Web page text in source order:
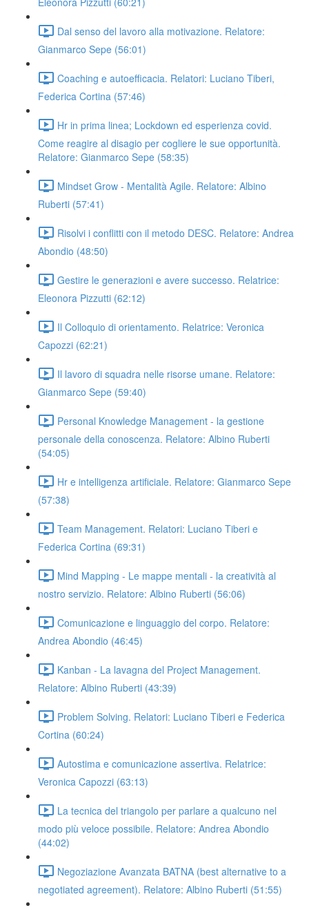
Dal senso del lavoro alla motivazione. Relatore:
Gianmarco Sepe (56:01)
Coaching e autoefficacia. Relatori: Luciano Tiberi,
Federica Cortina (57:46)
Hr in prima linea; Lockdown ed esperienza covid.
Come reagire al disagio per cogliere le sue opportunità.
Relatore: Gianmarco Sepe (58:35)
Mindset Grow - Mentalità Agile. Relatore: Albino
Ruberti (57:41)
Risolvi i conflitti con il metodo DESC. Relatore: Andrea
Abondio (48:50)
Gestire le generazioni e avere successo. Relatrice:
Eleonora Pizzutti (62:12)
Il Colloquio di orientamento. Relatrice: Veronica
Capozzi (62:21)
Il lavoro di squadra nelle risorse umane. Relatore:
Gianmarco Sepe (59:40)
Personal Knowledge Management - la gestione
personale della conoscenza. Relatore: Albino Ruberti
(54:05)
Hr e intelligenza artificiale. Relatore: Gianmarco Sepe
(57:38)
Team Management. Relatori: Luciano Tiberi e
Federica Cortina (69:31)
Mind Mapping - Le mappe mentali - la creatività al
nostro servizio. Relatore: Albino Ruberti (56:06)
Comunicazione e linguaggio del corpo. Relatore:
Andrea Abondio (46:45)
Kanban - La lavagna del Project Management.
Relatore: Albino Ruberti (43:39)
Problem Solving. Relatori: Luciano Tiberi e Federica
Cortina (60:24)
Autostima e comunicazione assertiva. Relatrice:
Veronica Capozzi (63:13)
La tecnica del triangolo per parlare a qualcuno nel
modo più veloce possibile. Relatore: Andrea Abondio
(44:02)
Negoziazione Avanzata BATNA (best alternative to a
negotiated agreement). Relatore: Albino Ruberti (51:55)